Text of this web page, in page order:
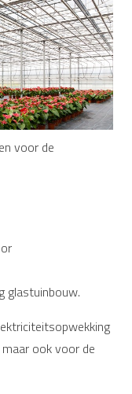
voor de
glastuinbouw.
ook voor de